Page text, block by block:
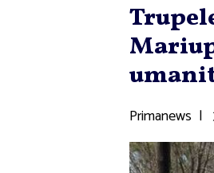
Primanews |